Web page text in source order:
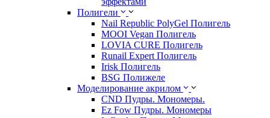
Полигели
Nail Republic PolyGel Полигель
MOOI Vegan Полигель
LOVIA CURE Полигель
Runail Expert Полигель
Irisk Полигель
BSG Полижеле
Моделирование акрилом
CND Пудры. Мономеры.
Ez Fow Пудры. Мономеры